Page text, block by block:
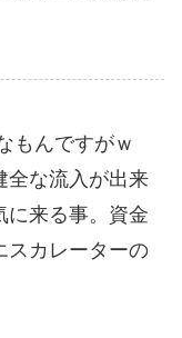
もんですがｗ
全な流入が出来
に来る事。資金
スカレーターの